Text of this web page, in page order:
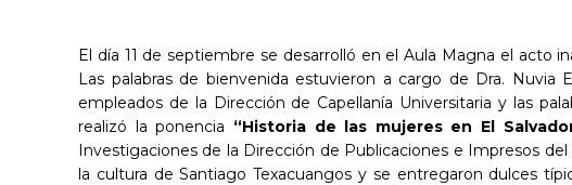
El día 11 de septiembre se desarrolló en el Aula Magna el acto
Las palabras de bienvenida estuvieron a cargo de Dra. Nuvia
empleados de la Dirección de Capellanía Universitaria y las
realizó la ponencia “Historia de las mujeres en El
Investigaciones de la Dirección de Publicaciones e Impresos
la cultura de Santiago Texacuangos y se entregaron dulces